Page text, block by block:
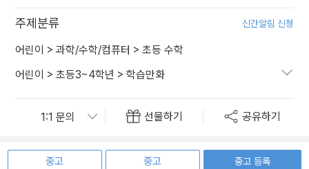
주제분류 신간알림 신청
어린이 > 과학/수학/컴퓨터 > 초등 수학
어린이 > 초등3~4학년 > 학습만화
선물하기 공유하기
중고
중고
중고 등록